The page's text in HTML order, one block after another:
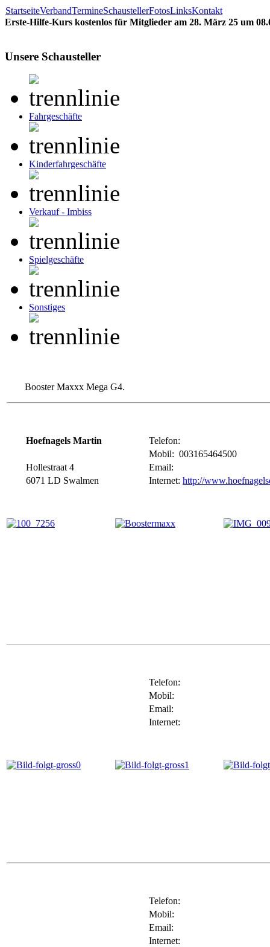
StartseiteVerbandTermineSchaustellerFotosLinksKontakt
Erste-Hilfe-Kurs kostenlos für Mitglieder am 28. März 25 um
Unsere Schausteller
Fahrgeschäfte
Kinderfahrgeschäfte
Verkauf - Imbiss
Spielgeschäfte
Sonstiges
Booster Maxxx Mega G4.
Hoefnagels Martin
Telefon:
Mobil: 003165464500
Hollestraat 4
Email:
6071 LD Swalmen
Internet: http://
Telefon:
Mobil:
Email:
Internet:
Telefon:
Mobil:
Email:
Internet: